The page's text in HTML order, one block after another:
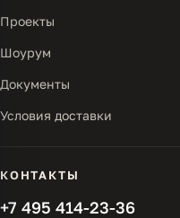
Проекты
Шоурум
Документы
Условия доставки
КОНТАКТЫ
+7 495 414-23-36